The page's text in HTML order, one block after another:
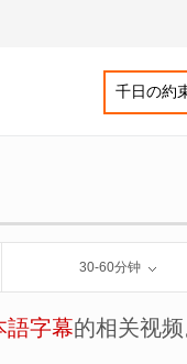
30-60分钟
語字幕的相关视频